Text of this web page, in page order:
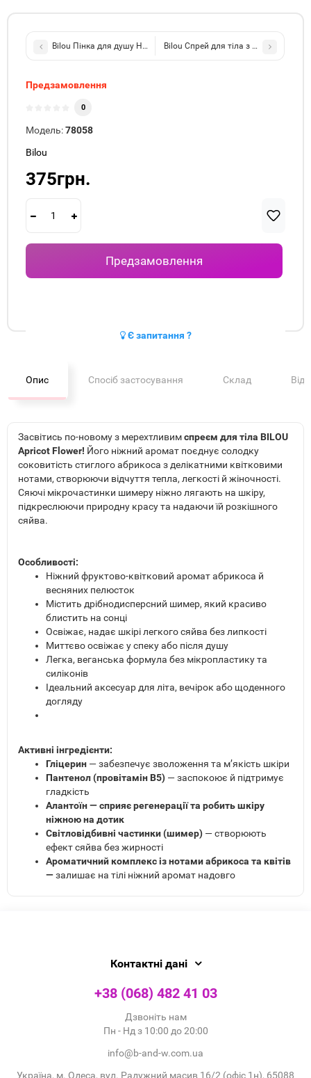
Bilou Пінка для душу Happy Pearl 200 млBilou Спрей для тіла з шиммером
Предзамовлення
0
Модель:78058
Bilou
375грн.
Предзамовлення
Є запитання ?
Опис Спосіб застосування Склад
Засвітись по-новому з мерехтливимспреєм для тіла BILOU
Apricot Flower! Його ніжний аромат поєднує солодку
соковитість стиглого абрикоса з делікатними квітковими
нотами, створюючи відчуття тепла, легкості й жіночності.
Сяючі мікрочастинки шимеру ніжно лягають на шкіру,
підкреслюючи природну красу та надаючи їй розкішного
сяйва.
Особливості:
Ніжний фруктово-квітковий аромат абрикоса й
весняних пелюсток
Містить дрібнодисперсний шимер, який красиво
блистить на сонці
Освіжає, надає шкірі легкого сяйва без липкості
Миттєво освіжає у спеку або після душу
Легка, веганська формула без мікропластику та
силіконів
Ідеальний аксесуар для літа, вечірок або щоденного
догляду
Активні інгредієнти:
Гліцерин — забезпечує зволоження та м’якість шкіри
Пантенол (провітамін B5) — заспокоює й підтримує
гладкість
Алантоїн — сприяє регенерації та робить шкіру
ніжною на дотик
Світловідбивні частинки (шимер) — створюють
ефект сяйва без жирності
Ароматичний комплекс із нотами абрикоса та квітів
—залишає на тілі ніжний аромат надовго
Контактні дані
+38 (068) 482 41 03
Дзвоніть нам
Пн - Нд з 10:00 до 20:00
info@b-and-w.com.ua
Україна, м. Одеса, вул. Радужний масив 16/2 (офіс 1н), 65088